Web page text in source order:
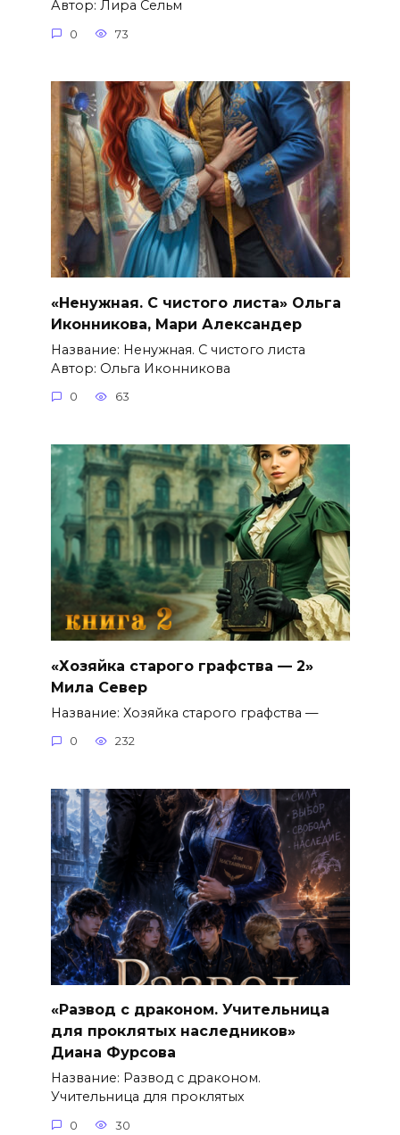
Автор: Лира Сельм
0 73
«Ненужная. С чистого листа» Ольга
Иконникова, Мари Александер
Название: Ненужная. С чистого листа
Автор: Ольга Иконникова
0 63
«Хозяйка старого графства — 2»
Мила Север
Название: Хозяйка старого графства —
0 232
«Развод с драконом. Учительница
для проклятых наследников»
Диана Фурсова
Название: Развод с драконом.
Учительница для проклятых
0 30